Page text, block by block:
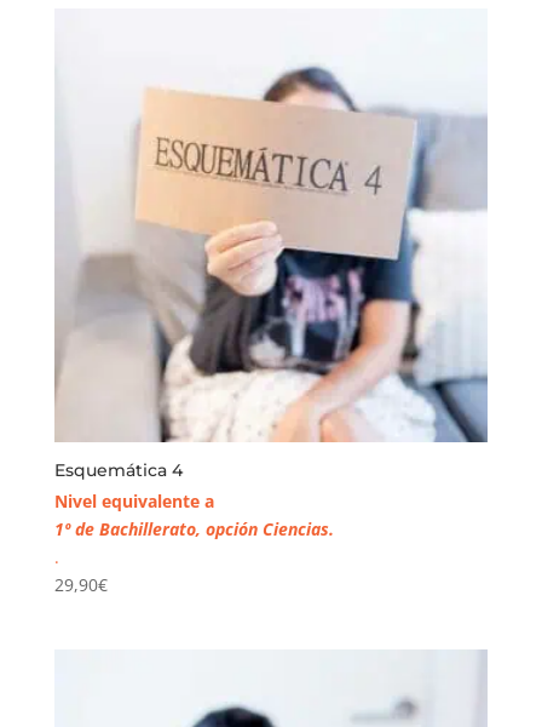
Esquemática 4
Nivel equivalente a
1º de Bachillerato, opción Ciencias.
.
29,90€